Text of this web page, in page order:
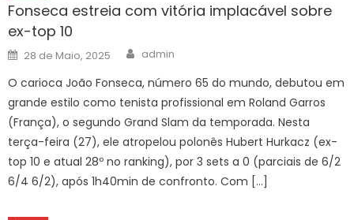
Fonseca estreia com vitória implacável sobre
ex-top 10
Posted
on
28 de Maio, 2025 Author
admin
O carioca João Fonseca, número 65 do mundo, debutou em
grande estilo como tenista profissional em Roland Garros
(França), o segundo Grand Slam da temporada. Nesta
terça-feira (27), ele atropelou polonês Hubert Hurkacz (ex-
top 10 e atual 28º no ranking), por 3 sets a 0 (parciais de 6/2
6/4 6/2), após 1h40min de confronto. Com […]